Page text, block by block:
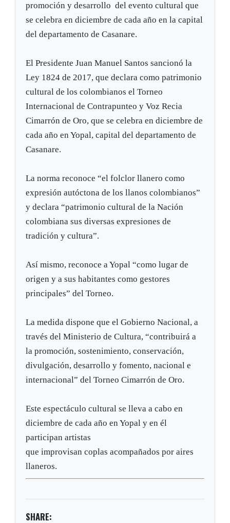
promoción y desarrollo del evento cultural que
se celebra en diciembre de cada año en la capital
del departamento de Casanare.
El Presidente Juan Manuel Santos sancionó la
Ley 1824 de 2017, que declara como patrimonio
cultural de los colombianos el Torneo
Internacional de Contrapunteo y Voz Recia
Cimarrón de Oro, que se celebra en diciembre de
cada año en Yopal, capital del departamento de
Casanare.
La norma reconoce “el folclor llanero como
expresión autóctona de los llanos colombianos”
y declara “patrimonio cultural de la Nación
colombiana sus diversas expresiones de
tradición y cultura”.
Así mismo, reconoce a Yopal “como lugar de
origen y a sus habitantes como gestores
principales” del Torneo.
La medida dispone que el Gobierno Nacional, a
través del Ministerio de Cultura, “contribuirá a
la promoción, sostenimiento, conservación,
divulgación, desarrollo y fomento, nacional e
internacional” del Torneo Cimarrón de Oro.
Este espectáculo cultural se lleva a cabo en
diciembre de cada año en Yopal y en él
participan artistas
que improvisan coplas acompañados por aires
llaneros.
SHARE: